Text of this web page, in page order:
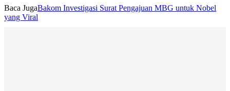
Baca JugaBakom Investigasi Surat Pengajuan MBG untuk Nobel
yang Viral